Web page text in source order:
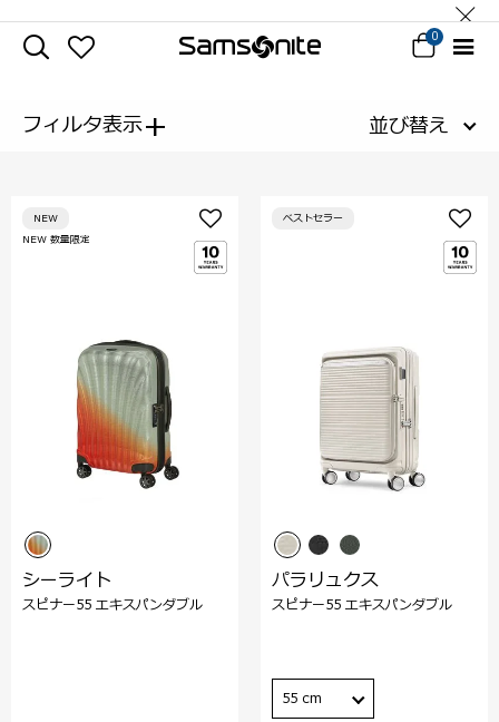
0
フィルタ表示+ 並び替え
NEW 数量限定
NEW
シーライト
スピナー55 エキスパンダブル
ベストセラー
パラリュクス
スピナー55 エキスパンダブル
55 cm